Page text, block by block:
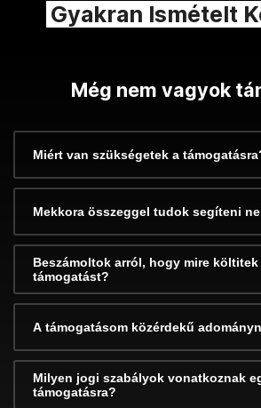
Gyakran Ismételt
Még nem vagyok
Miért van szükségetek a
Mekkora összeggel tudok segíteni
Beszámoltok arról, hogy mire költitek
támogatást?
A támogatásom közérdekű
Milyen jogi szabályok vonatkoznak
támogatásra?